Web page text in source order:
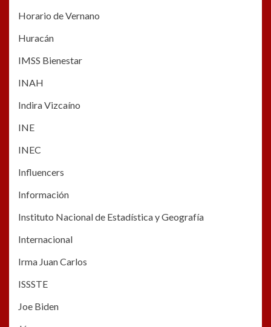
Horario de Vernano
Huracán
IMSS Bienestar
INAH
Indira Vizcaíno
INE
INEC
Influencers
Información
Instituto Nacional de Estadística y Geografía
Internacional
Irma Juan Carlos
ISSSTE
Joe Biden